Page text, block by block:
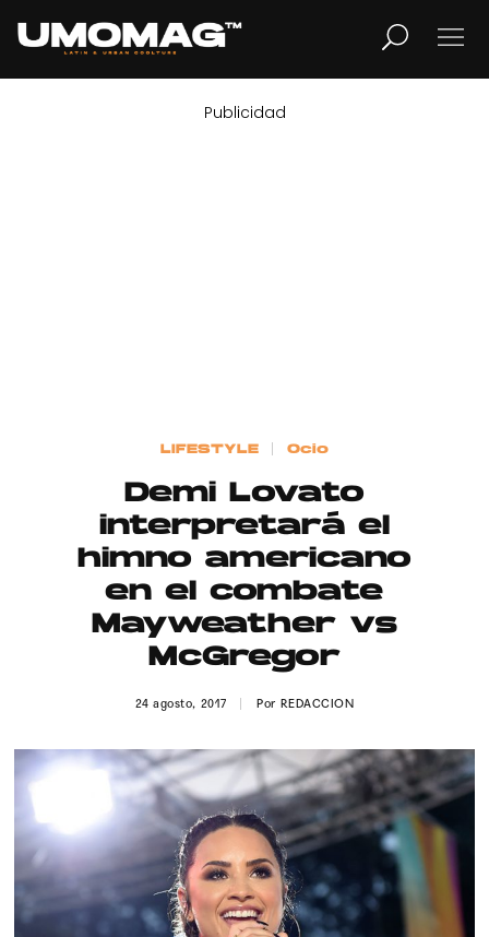
LIFESTYLE
Contacto
Aviso Legal
© 2015-2022 UMOMAG. PROPIEDAD DE UMO agency. TODOS LOS
DERECHOS RESERVADOS.
Publicidad
LIFESTYLE Ocio
Demi Lovato
interpretará el
himno americano
en el combate
Mayweather vs
McGregor
24 agosto, 2017 Por REDACCION